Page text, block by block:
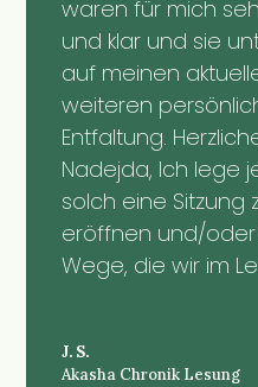
waren für mich
und klar und sie
auf meinen
weiteren
Entfaltung.
Nadejda, Ich lege
solch eine Sitzung
eröffnen und/
Wege, die wir im
J. S.
Akasha Chronik Lesung